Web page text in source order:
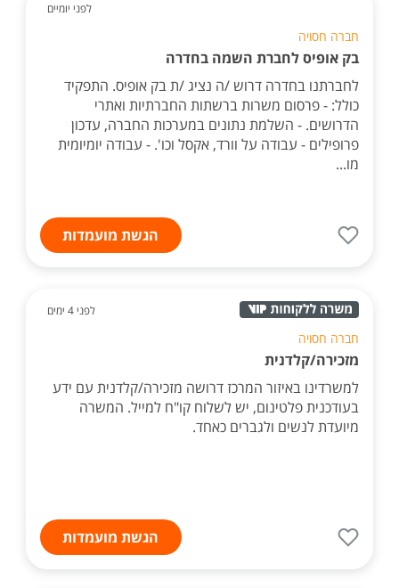
לפני יומיים
חברה חסויה
בק אופיס לחברת השמה בחדרה
לחברתנו בחדרה דרוש /ה נציג /ת בק אופיס. התפקיד
כולל: - פרסום משרות ברשתות החברתיות ואתרי
הדרושים. - השלמת נתונים במערכות החברה, עדכון
פרופילים - עבודה על וורד, אקסל וכו'. - עבודה יומיומית
מו...
הגשת מועמדות
לפני 4 ימים
חברה חסויה
מזכירה/קלדנית
למשרדינו באיזור המרכז דרושה מזכירה/קלדנית עם ידע
בעודכנית פלטינום, יש לשלוח קו"ח למייל. המשרה
מיועדת לנשים ולגברים כאחד.
הגשת מועמדות